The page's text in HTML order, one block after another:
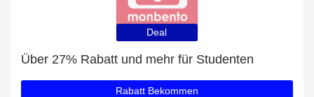
Deal
Über 27% Rabatt und mehr für Studenten
Rabatt Bekommen